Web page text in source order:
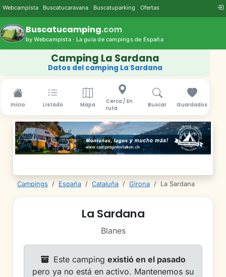
Webcampista Buscatucaravana Buscatuparking Ofertas
Buscatucamping.com
by Webcampista · La guía de campings de España
Camping La Sardana
Datos del camping La Sardana
Inicio Listado Mapa
Cerca / En
ruta
Buscar Guardados
Campings / España / Cataluña / Girona / La Sardana
La Sardana
Blanes
Este camping existió en el pasado
pero ya no está en activo. Mantenemos su